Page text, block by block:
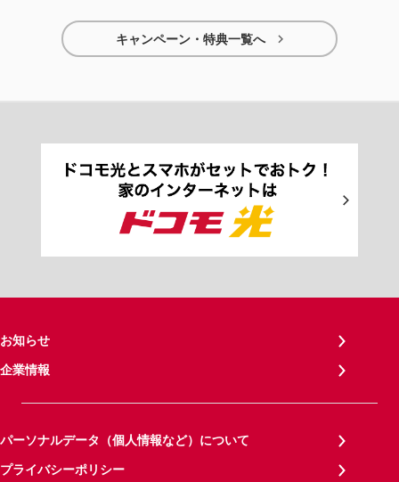
キャンペーン・特典一覧へ 
お知らせ
企業情報
パーソナルデータ（個人情報など）について
プライバシーポリシー